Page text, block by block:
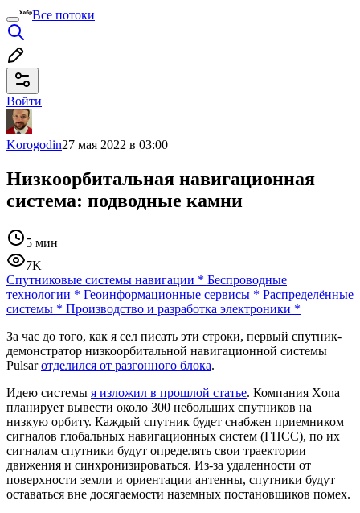
Все потоки
Войти
Korogodin27 мая 2022 в 03:00
Низкоорбитальная навигационная
система: подводные камни
5 мин
7K
Спутниковые системы навигации * Беспроводные
технологии * Геоинформационные сервисы * Распределённые
системы * Производство и разработка электроники *
За час до того, как я сел писать эти строки, первый спутник-
демонстратор низкоорбитальной навигационной системы
Pulsarотделился от разгонного блока.
Идею системы я изложил в прошлой статье. Компания Xona
планирует вывести около 300 небольших спутников на
низкую орбиту. Каждый спутник будет снабжен приемником
сигналов глобальных навигационных систем (ГНСС), по их
сигналам спутники будут определять свои траектории
движения и синхронизироваться. Из-за удаленности от
поверхности земли и ориентации антенны, спутники будут
оставаться вне досягаемости наземных постановщиков помех.